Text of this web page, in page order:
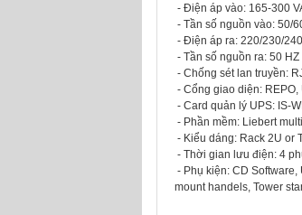
- Điện áp vào: 165-300
- Tần số nguồn vào: 50/
- Điện áp ra: 220/230/
- Tần số nguồn ra: 50 HZ
- Chống sét lan truyền:
- Cổng giao diện: REPO,
- Card quản lý UPS: IS-
- Phần mềm: Liebert
- Kiểu dáng: Rack 2U or
- Thời gian lưu điện: 4
- Phụ kiện: CD Software,
mount handels, Tower